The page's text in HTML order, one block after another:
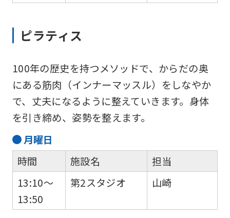
ピラティス
100年の歴史を持つメソッドで、からだの奥
にある筋肉（インナーマッスル）をしなやか
で、丈夫になるように整えていきます。身体
を引き締め、姿勢を整えます。
月曜日
時間
13:10～
13:50
施設名
第2スタジオ
担当
山崎